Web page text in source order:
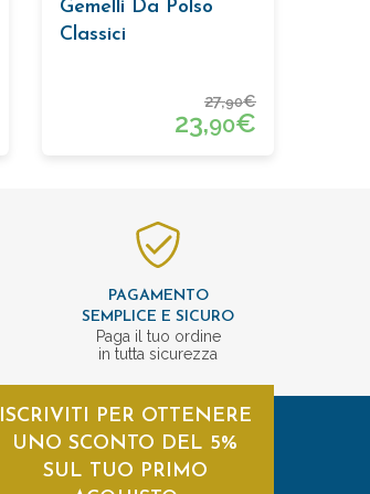
Gemelli Da Polso
Classici
27,90€
23,90€
PAGAMENTO
SEMPLICE E SICURO
Paga il tuo ordine
in tutta sicurezza
ISCRIVITI PER OTTENERE
UNO SCONTO DEL 5%
SUL TUO PRIMO